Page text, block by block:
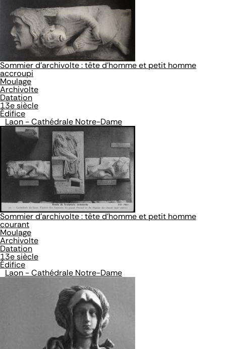
Sommier d'archivolte : tête d'homme et petit homme
accroupi
Moulage
Archivolte
Datation
13e siècle
Édifice
Laon - Cathédrale Notre-Dame
Sommier d'archivolte : tête d'homme et petit homme
courant
Moulage
Archivolte
Datation
13e siècle
Édifice
Laon - Cathédrale Notre-Dame